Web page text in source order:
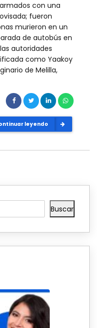
con una
fueron
murieron en un
de autobús en
autoridades
como Yaakoy
de Melilla,
leyendo
Buscar